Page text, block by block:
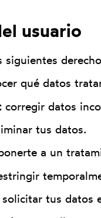
usuario
siguientes
qué datos
corregir datos
tus datos.
a un
solicitar tus datos